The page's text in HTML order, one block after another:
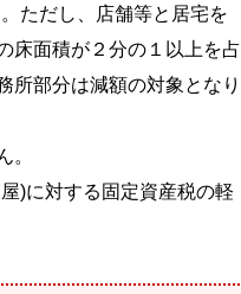
ただし、店舗等と居宅を
床面積が２分の１以上を占
所部分は減額の対象となり
。
)に対する固定資産税の軽